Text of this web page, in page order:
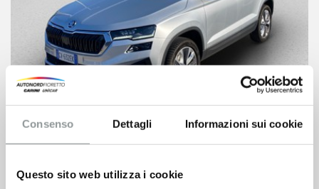
Consenso Dettagli Informazioni sui cookie
Questo sito web utilizza i cookie
27.900€